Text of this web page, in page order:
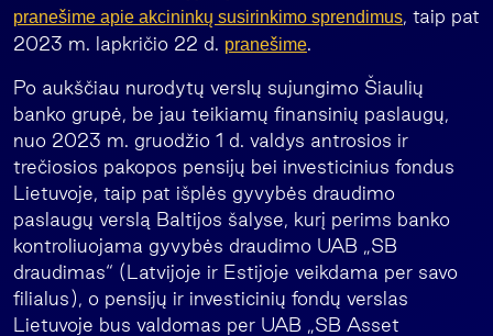
pranešime apie akcininkų susirinkimo sprendimus, taip pat
2023 m. lapkričio 22 d. pranešime.
Po aukščiau nurodytų verslų sujungimo Šiaulių
banko grupė, be jau teikiamų finansinių paslaugų,
nuo 2023 m. gruodžio 1 d. valdys antrosios ir
trečiosios pakopos pensijų bei investicinius fondus
Lietuvoje, taip pat išplės gyvybės draudimo
paslaugų verslą Baltijos šalyse, kurį perims banko
kontroliuojama gyvybės draudimo UAB „SB
draudimas“ (Latvijoje ir Estijoje veikdama per savo
filialus), o pensijų ir investicinių fondų verslas
Lietuvoje bus valdomas per UAB „SB Asset